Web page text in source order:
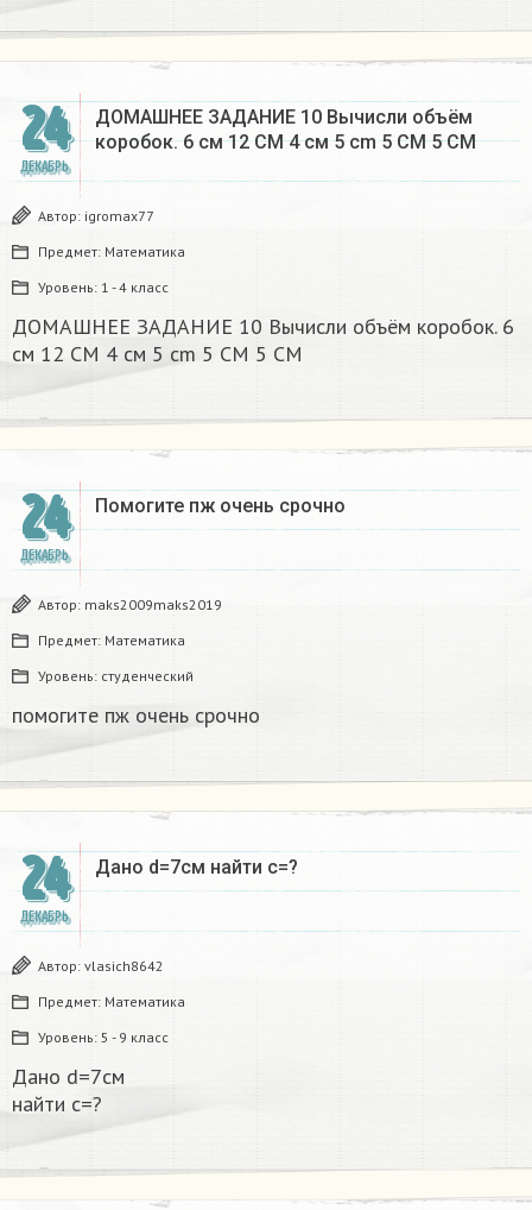
24
ДЕКАБРЬ
ДОМАШНЕЕ ЗАДАНИЕ 10 Вычисли объём
коробок. 6 см 12 CM 4 см 5 cm 5 CM 5 CM​
Автор: igromax77
Предмет: Математика
Уровень: 1 - 4 класс
ДОМАШНЕЕ ЗАДАНИЕ 10 Вычисли объём коробок. 6
см 12 CM 4 см 5 cm 5 CM 5 CM​
24
ДЕКАБРЬ
Помогите пж очень срочно​
Автор: maks2009maks2019
Предмет: Математика
Уровень: студенческий
помогите пж очень срочно​
24
ДЕКАБРЬ
Дано d=7см найти с=?​
Автор: vlasich8642
Предмет: Математика
Уровень: 5 - 9 класс
Дано d=7см
найти с=?​